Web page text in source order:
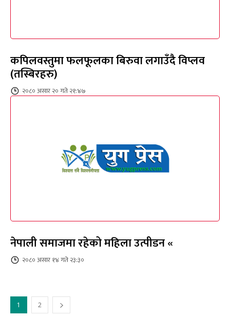
कपिलवस्तुमा फलफूलका बिरुवा लगाउँदै विप्लव
(तस्बिरहरु)
२०८० असार २० गते २१:४७
नेपाली समाजमा रहेको महिला उत्पीडन «
२०८० असार १४ गते २३:३०
1 2